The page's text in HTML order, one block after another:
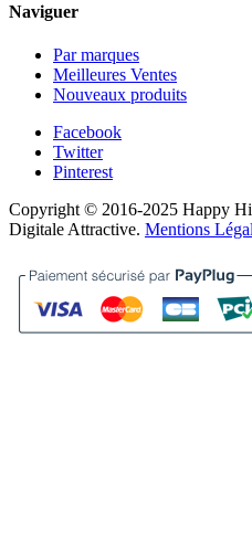
Naviguer
Par marques
Meilleures Ventes
Nouveaux produits
Facebook
Twitter
Pinterest
Copyright © 2016-2025 Happy
Digitale Attractive. Mentions